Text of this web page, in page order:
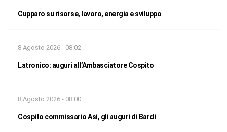
Cupparo su risorse, lavoro, energia e sviluppo
8 Agosto 2026 - 08:02
Latronico: auguri all’Ambasciatore Cospito
8 Agosto 2026 - 08:00
Cospito commissario Asi, gli auguri di Bardi